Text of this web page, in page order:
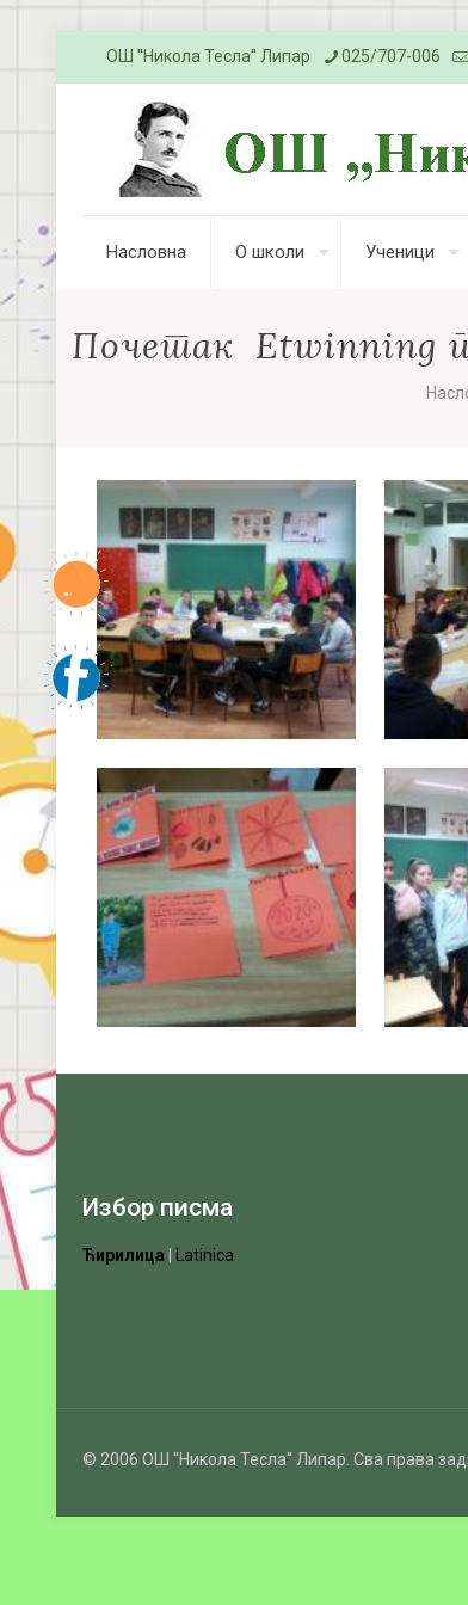
ОШ ''Никола Тесла'' Липар 025/707-006
Насловна О школи Ученици
Почетак Etwinning
Избор писма
Ћирилица Latinica
© 2006 ОШ ''Никола Тесла'' Липар. Сва права